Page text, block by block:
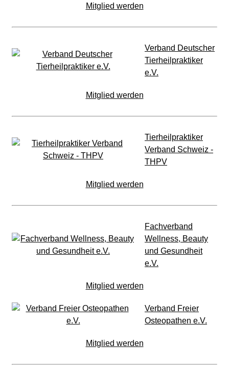
Mitglied werden
Verband Deutscher
Tierheilpraktiker
e.V.
Mitglied werden
Tierheilpraktiker
Verband Schweiz -
THPV
Mitglied werden
Fachverband
Wellness, Beauty
und Gesundheit
e.V.
Mitglied werden
Verband Freier
Osteopathen e.V.
Mitglied werden